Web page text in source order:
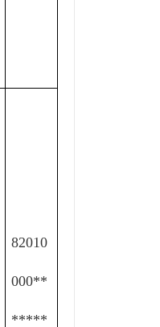
82010
000**
*****